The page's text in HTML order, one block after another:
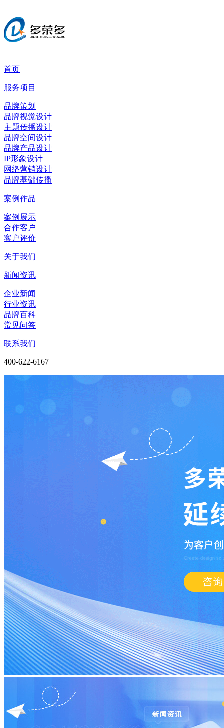
首页
服务项目
品牌策划
品牌视觉设计
主题传播设计
品牌空间设计
品牌产品设计
IP形象设计
网络营销设计
品牌基础传播
案例作品
案例展示
合作客户
客户评价
关于我们
新闻资讯
企业新闻
行业资讯
品牌百科
常见问答
联系我们
400-622-6167